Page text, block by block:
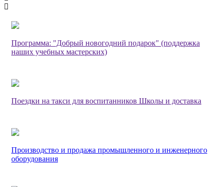
Программа: "Добрый новогодний подарок" (поддержка
наших учебных мастерских)
Поездки на такси для воспитанников Школы и доставка
Производство и продажа промышленного и инженерного
оборудования